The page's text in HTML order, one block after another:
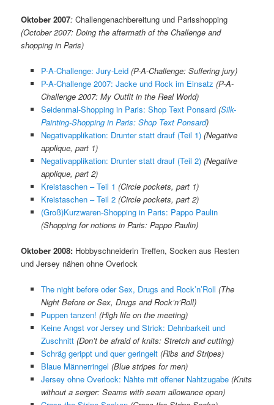
Oktober 2007: Challengenachbereitung und Parisshopping
(October 2007: Doing the aftermath of the Challenge and
shopping in Paris)
P-A-Challenge: Jury-Leid (P-A-Challenge: Suffering jury)
P-A-Challenge 2007: Jacke und Rock im Einsatz (P-A-
Challenge 2007: My Outfit in the Real World)
Seidenmal-Shopping in Paris: Shop Text Ponsard (Silk-
Painting-Shopping in Paris: Shop Text Ponsard)
Negativapplikation: Drunter statt drauf (Teil 1) (Negative
applique, part 1)
Negativapplikation: Drunter statt drauf (Teil 2) (Negative
applique, part 2)
Kreistaschen – Teil 1 (Circle pockets, part 1)
Kreistaschen – Teil 2 (Circle pockets, part 2)
(Groß)Kurzwaren-Shopping in Paris: Pappo Paulin
(Shopping for notions in Paris: Pappo Paulin)
Oktober 2008: Hobbyschneiderin Treffen, Socken aus Resten
und Jersey nähen ohne Overlock
The night before oder Sex, Drugs and Rock’n’Roll (The
Night Before or Sex, Drugs and Rock’n’Roll)
Puppen tanzen! (High life on the meeting)
Keine Angst vor Jersey und Strick: Dehnbarkeit und
Zuschnitt (Don’t be afraid of knits: Stretch and cutting)
Schräg gerippt und quer geringelt (Ribs and Stripes)
Blaue Männerringel (Blue stripes for men)
Jersey ohne Overlock: Nähte mit offener Nahtzugabe (Knits
without a serger: Seams with seam allowance open)